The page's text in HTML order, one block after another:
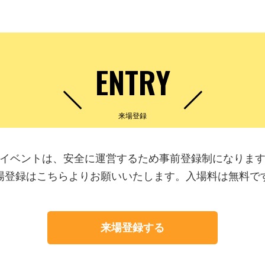
ENTRY
来場登録
ベントは、安全に運営するため事前登録制になります
登録はこちらよりお願いいたします。入場料は無料で
来場登録する